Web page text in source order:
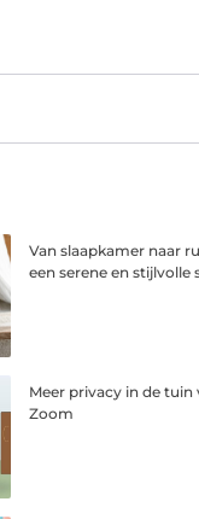
Van slaapkamer naar
een serene en stijlvolle
Meer privacy in de tuin
Zoom